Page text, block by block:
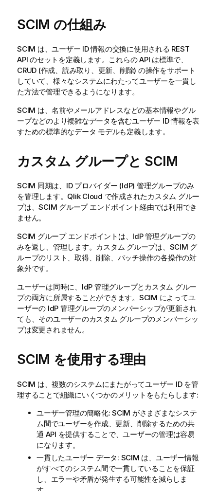
SCIM の仕組み
SCIM は、ユーザー ID 情報の交換に使用される REST
API のセットを定義します。これらの API は標準で、
CRUD (作成、読み取り、更新、削除) の操作をサポート
していて、様々なシステムにわたってユーザーを一貫し
た方法で管理できるようになります。
SCIM は、名前やメールアドレスなどの基本情報やグル
ープなどのより複雑なデータを含むユーザー ID 情報を表
すための標準的なデータ モデルも定義します。
カスタム グループと SCIM
SCIM 同期は、ID プロバイダー (IdP) 管理グループのみ
を管理します。 Qlik Cloud で作成されたカスタム グルー
プは、SCIM グループ エンドポイント経由では利用でき
ません。
SCIM グループ エンドポイントは、IdP 管理グループの
みを返し、管理します。カスタム グループは、SCIM グ
ループのリスト、取得、削除、パッチ操作の各操作の対
象外です。
ユーザーは同時に、IdP 管理グループとカスタム グルー
プの両方に所属することができます。SCIM によってユ
ーザーの IdP 管理グループのメンバーシップが更新され
ても、そのユーザーのカスタム グループのメンバーシッ
プは変更されません。
SCIM を使用する理由
SCIM は、複数のシステムにまたがってユーザー ID を管
理することで組織にいくつかのメリットをもたらします:
ユーザー管理の簡略化: SCIM がさまざまなシステ
ム間でユーザーを作成、更新、削除するための共
通 API を提供することで、ユーザーの管理は容易
になります。
一貫したユーザー データ: SCIM は、ユーザー情報
がすべてのシステム間で一貫していることを保証
し、エラーや矛盾が発生する可能性を減らしま